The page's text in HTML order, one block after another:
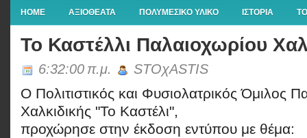
HOME ΑΞΙΟΘΕΑΤΑ ΠΟΛΥΜΕΣΙΚΟ ΥΛΙΚΟ ΙΣΤΟΡΙΑ
Το Καστέλλι Παλαιοχωρίου
6:32:00 π.μ. STOχASTIS
Ο Πολιτιστικός και Φυσιολατρικός Όμιλος
Χαλκιδικής "Το Καστέλι",
προχώρησε στην έκδοση εντύπου με θέμα: